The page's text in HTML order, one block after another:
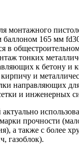
монтажного
баллоном 165 мм
в
тонких
к бетону и
кирпичу и
направляющих
и инженерных
прочности
а также с более
газоблок).